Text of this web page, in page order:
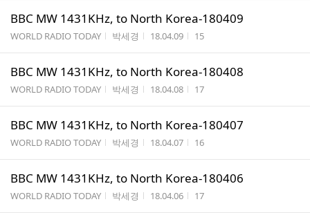
BBC MW 1431KHz, to North Korea-180409
게시판명
WORLD RADIO TODAY 작성자
박세경 작성시간
18.04.09 조회수
15
BBC MW 1431KHz, to North Korea-180408
게시판명
WORLD RADIO TODAY 작성자
박세경 작성시간
18.04.08 조회수
17
BBC MW 1431KHz, to North Korea-180407
게시판명
WORLD RADIO TODAY 작성자
박세경 작성시간
18.04.07 조회수
16
BBC MW 1431KHz, to North Korea-180406
게시판명
WORLD RADIO TODAY 작성자
박세경 작성시간
18.04.06 조회수
17